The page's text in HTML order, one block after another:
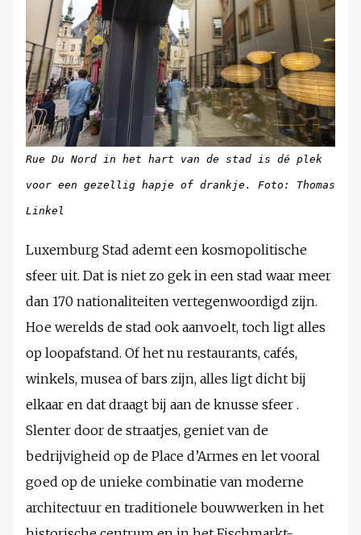
Rue Du Nord in het hart van de stad is dé plek
voor een gezellig hapje of drankje. Foto: Thomas
Linkel
Luxemburg Stad ademt een kosmopolitische
sfeer uit. Dat is niet zo gek in een stad waar meer
dan 170 nationaliteiten vertegenwoordigd zijn.
Hoe werelds de stad ook aanvoelt, toch ligt alles
op loopafstand. Of het nu restaurants, cafés,
winkels, musea of bars zijn, alles ligt dicht bij
elkaar en dat draagt bij aan de knusse sfeer .
Slenter door de straatjes, geniet van de
bedrijvigheid op de Place d’Armes en let vooral
goed op de unieke combinatie van moderne
architectuur en traditionele bouwwerken in het